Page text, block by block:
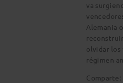
va
Alemania
olvidar los
régimen
Comparte: